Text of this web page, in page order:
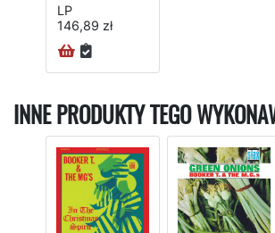
LP
146,89 zł
INNE PRODUKTY TEGO